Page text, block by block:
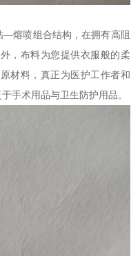
—熔喷组合结构，在拥有高阻
，布料为您提供衣服般的柔
材料，真正为医护工作者和
手术用品与卫生防护用品。